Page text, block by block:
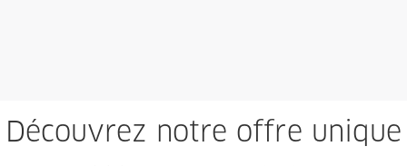
Découvrez notre offre unique